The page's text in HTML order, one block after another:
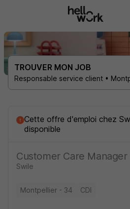
TROUVER MON JOB
Cette offre d'emploi chez
disponible
Customer Care
Swile
Montpellier - 34 CDI